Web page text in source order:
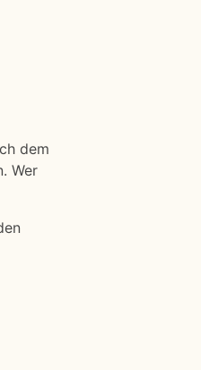
dem
Wer